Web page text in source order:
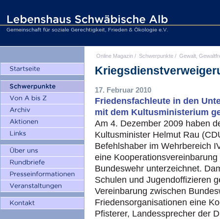
Online Magazin / Schwerpunkte / Gewalt,
17. Februar 2010
Friedensfachleute in den
mit dem Kultusministerium
Am 4. Dezember 2009 haben
Kultusminister Helmut Rau
Befehlshaber im Wehrbereich
eine
Bundeswehr unterzeichnet.
Schulen und Jugendoffizieren
Vereinbarung zwischen
Friedensorganisationen eine
Pfisterer, Landessprecher der